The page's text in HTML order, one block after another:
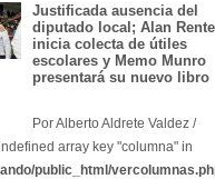
Justificada ausencia del
diputado local; Alan
inicia colecta de útiles
escolares y Memo Munro
presentará su nuevo libro
Por Alberto Aldrete Valdez /
array key "columna" in
public_html/